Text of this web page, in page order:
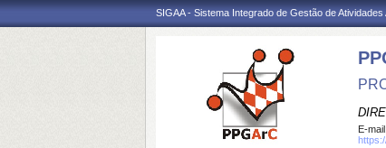
SIGAA - Sistema Integrado de Gestão de Atividades
E-mail: